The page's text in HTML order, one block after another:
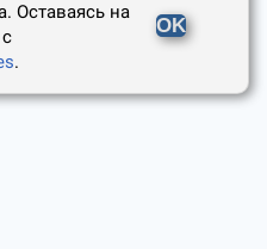
Оставаясь на
.
OK